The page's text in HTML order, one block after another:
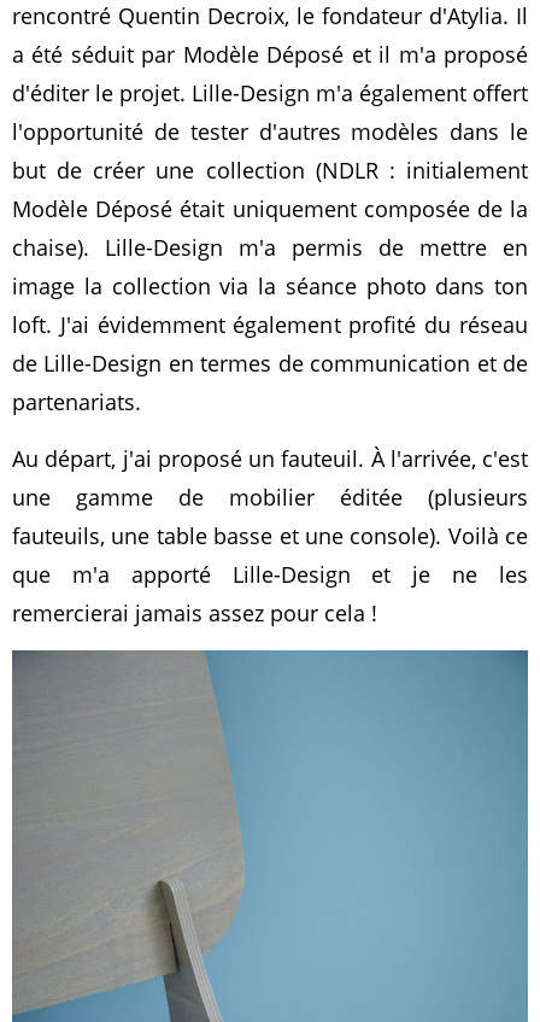
rencontré Quentin Decroix, le fondateur d'Atylia. Il
a été séduit par Modèle Déposé et il m'a proposé
d'éditer le projet. Lille-Design m'a également offert
l'opportunité de tester d'autres modèles dans le
but de créer une collection (NDLR : initialement
Modèle Déposé était uniquement composée de la
chaise). Lille-Design m'a permis de mettre en
image la collection via la séance photo dans ton
loft. J'ai évidemment également profité du réseau
de Lille-Design en termes de communication et de
partenariats.
Au départ, j'ai proposé un fauteuil. À l'arrivée, c'est
une gamme de mobilier éditée (plusieurs
fauteuils, une table basse et une console). Voilà ce
que m'a apporté Lille-Design et je ne les
remercierai jamais assez pour cela !